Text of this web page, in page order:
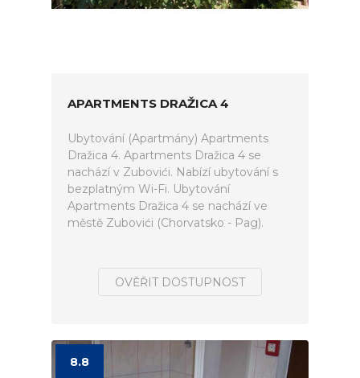
APARTMENTS DRAŽICA 4
Ubytování (Apartmány) Apartments
Dražica 4. Apartments Dražica 4 se
nachází v Zubovići. Nabízí ubytování s
bezplatným Wi-Fi. Ubytování
Apartments Dražica 4 se nachází ve
městě Zubovići (Chorvatsko - Pag).
OVĚŘIT DOSTUPNOST
8.8